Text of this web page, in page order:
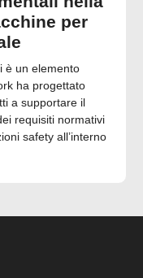
per
è un elemento
ha progettato
a supportare il
requisiti normativi
safety all’interno